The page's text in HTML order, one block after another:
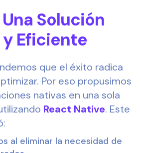
Solución
Eficiente
que el éxito radica
Por eso propusimos
nativas en una sola
React Native. Este
al eliminar la necesidad de